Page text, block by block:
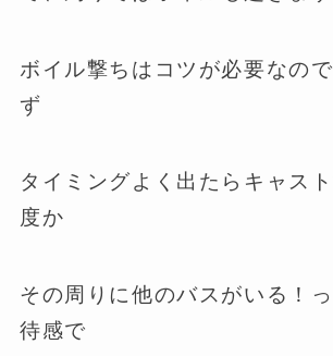
ボイル撃ちはコツが必要なの
ず
タイミングよく出たらキャス
度か
その周りに他のバスがいる！
待感で